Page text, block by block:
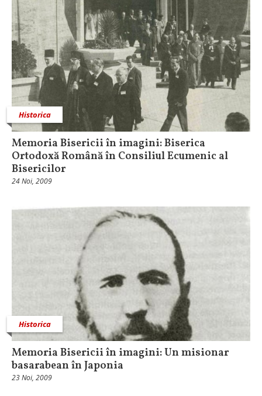
Historica
Memoria Bisericii în imagini: Biserica
Ortodoxă Română în Consiliul Ecumenic al
Bisericilor
24 Noi, 2009
Historica
Memoria Bisericii în imagini: Un misionar
basarabean în Japonia
23 Noi, 2009